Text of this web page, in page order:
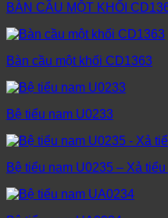
BÀN CẦU MỘT KHỐI
Bàn cầu một khối CD1363
Bệ tiểu nam U0233
Bệ tiểu nam U0235 – Xả